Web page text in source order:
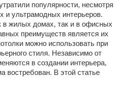
популярности, несмотря
и ультрамодных интерьеров.
в жилых домах, так и в офисных
преимуществ является их
можно использовать при
стиля. Независимо от
в создании интерьера,
востребован. В этой статье